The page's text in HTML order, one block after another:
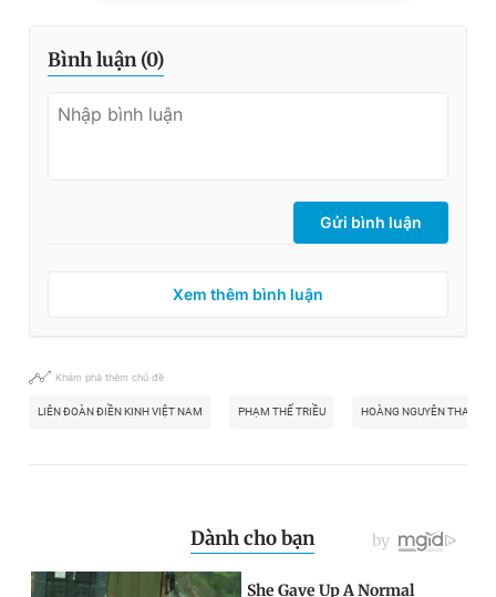
Bình luận (0)
Gửi bình luận
Xem thêm bình luận
Khám phá thêm chủ đề
LIÊN ĐOÀN ĐIỀN KINH VIỆT NAM PHẠM THẾ TRIỀU HOÀNG NGUYÊN THANH